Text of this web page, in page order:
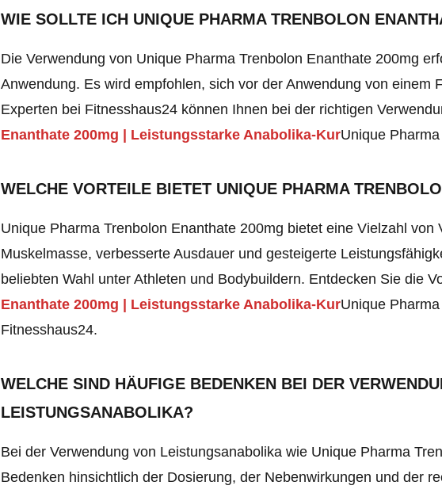
WIE SOLLTE ICH UNIQUE PHARMA TRENBOLON
Die Verwendung von Unique Pharma Trenbolon Enanthate 200mg
Anwendung. Es wird empfohlen, sich vor der Anwendung von einem
Experten bei Fitnesshaus24 können Ihnen bei der richtigen
Enanthate 200mg | Leistungsstarke Anabolika-KurUnique
WELCHE VORTEILE BIETET UNIQUE PHARMA
Unique Pharma Trenbolon Enanthate 200mg bietet eine Vielzahl von
Muskelmasse, verbesserte Ausdauer und gesteigerte
beliebten Wahl unter Athleten und Bodybuildern. Entdecken Sie die
Enanthate 200mg | Leistungsstarke Anabolika-KurUnique
Fitnesshaus24.
WELCHE SIND HÄUFIGE BEDENKEN BEI DER
LEISTUNGSANABOLIKA?
Bei der Verwendung von Leistungsanabolika wie Unique Pharma
Bedenken hinsichtlich der Dosierung, der Nebenwirkungen und der